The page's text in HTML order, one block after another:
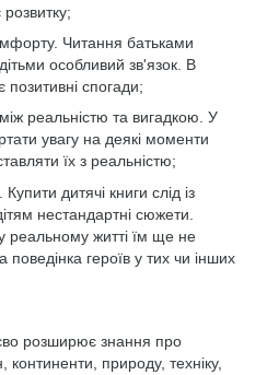
Читання батьками
особливий зв'язок. В
спогади;
реальністю та вигадкою. У
увагу на деякі моменти
їх з реальністю;
дитячі книги слід із
нестандартні сюжети.
реальному житті їм ще не
героїв у тих чи інших
розширює знання про
континенти, природу, техніку,